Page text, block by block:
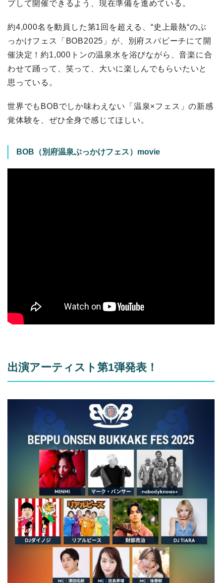
プして開催できるよう、現在準備を進めている。
約4,000名を動員した第1回を超える、“史上最熱“のぶ
っかけフェス「BOB2025」が、別府スパビーチにて開
催決定！約1,000トンの温泉水を浴びながら、音楽に合
わせて踊って、笑って、大いに楽しんでもらいたいと
思っている。
世界でもBOBでしか味わえない「温泉×フェス」の新感
覚体験を、ぜひ全身で感じてほしい。
BOB（別府温泉ぶっかけフェス）movie
出演アーティスト第1弾発表！